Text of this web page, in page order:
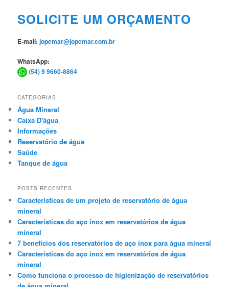
SOLICITE UM ORÇAMENTO
E-mail:jopemar@jopemar.com.br
WhatsApp:
(54) 9 9660-8864
CATEGORIAS
Água Mineral
Caixa D'água
Informações
Reservatório de água
Saúde
Tanque de água
POSTS RECENTES
Características de um projeto de reservatório de água
mineral
Características do aço inox em reservatórios de água
mineral
7 benefícios dos reservatórios de aço inox para água mineral
Características do aço inox em reservatórios de água
mineral
Como funciona o processo de higienização de reservatórios